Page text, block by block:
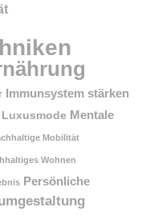
Immunsystem stärken
Luxusmode Mentale
Mobilität
Wohnen
Persönliche